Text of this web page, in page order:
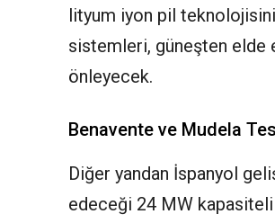
lityum iyon pil
sistemleri, güneşten elde
önleyecek.
Benavente ve Mudela
Diğer yandan İspanyol
edeceği 24 MW kapasiteli